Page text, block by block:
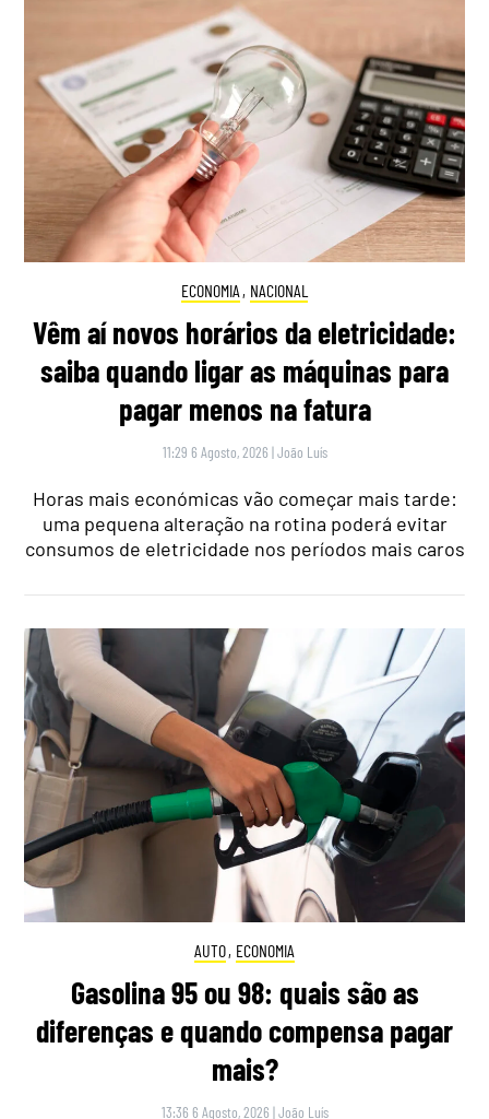
ECONOMIA , NACIONAL
Vêm aí novos horários da eletricidade:
saiba quando ligar as máquinas para
pagar menos na fatura
11:29 6 Agosto, 2026 |João Luís
Horas mais económicas vão começar mais tarde:
uma pequena alteração na rotina poderá evitar
consumos de eletricidade nos períodos mais caros
AUTO, ECONOMIA
Gasolina 95 ou 98: quais são as
diferenças e quando compensa pagar
mais?
13:36 6 Agosto, 2026 |João Luís